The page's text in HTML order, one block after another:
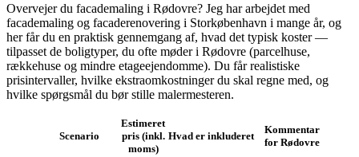
Overvejer du facademaling i Rødovre? Jeg har arbejdet med
facademaling og facaderenovering i Storkøbenhavn i mange år, og
her får du en praktisk gennemgang af, hvad det typisk koster —
tilpasset de boligtyper, du ofte møder i Rødovre (parcelhuse,
rækkehuse og mindre etageejendomme). Du får realistiske
prisintervaller, hvilke ekstraomkostninger du skal regne med, og
hvilke spørgsmål du bør stille malermesteren.
Scenario
Estimeret
pris (inkl.
moms)
Hvad er inkluderet
Kommentar
for Rødovre